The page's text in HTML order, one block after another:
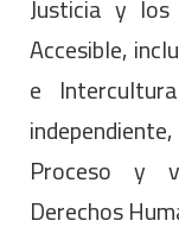
Justicia y los
Accesible,
e
Proceso y
Derechos